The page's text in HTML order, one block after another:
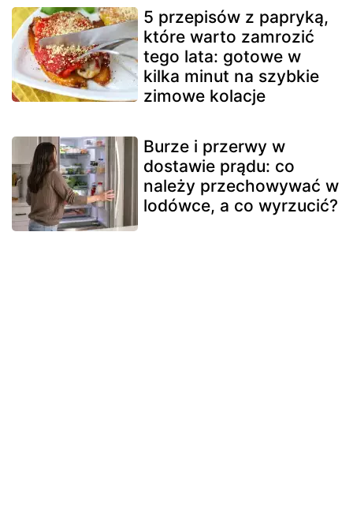
5 przepisów z papryką,
które warto zamrozić
tego lata: gotowe w
kilka minut na szybkie
zimowe kolacje
Burze i przerwy w
dostawie prądu: co
należy przechowywać w
lodówce, a co wyrzucić?